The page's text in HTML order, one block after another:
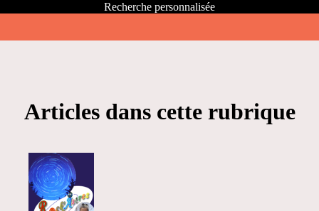
Recherche personnalisée
Articles dans cette rubrique